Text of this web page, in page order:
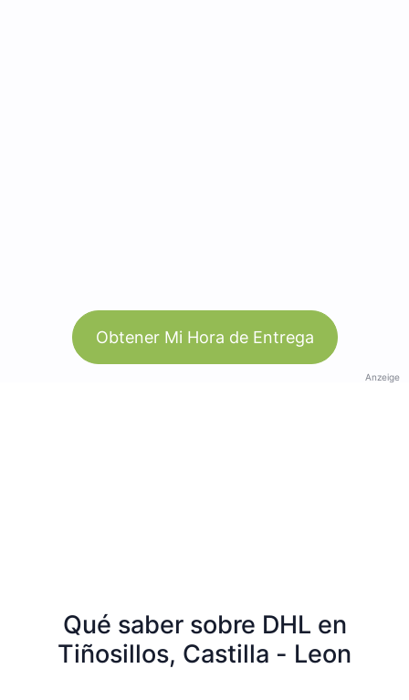
Obtener Mi Hora de Entrega
Anzeige
Qué saber sobre DHL en
Tiñosillos, Castilla - Leon